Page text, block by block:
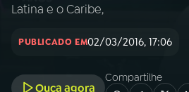
Latina e o Caribe,
PUBLICADO EM02/03/2016, 17:06
Ouça agora
Compartilhe